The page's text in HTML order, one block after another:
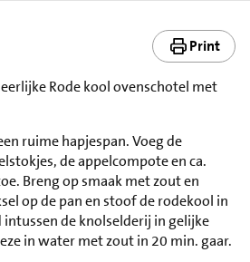
Print
Rode kool ovenschotel met
ruime hapjespan. Voeg de
de appelcompote en ca.
Breng op smaak met zout en
op de pan en stoof de rodekool in
intussen de knolselderij in gelijke
in water met zout in 20 min. gaar.